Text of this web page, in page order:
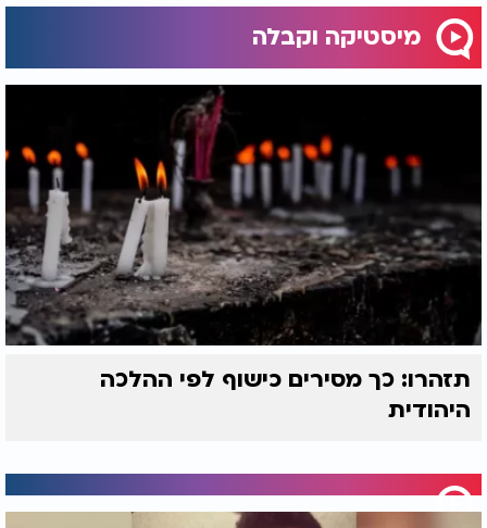
מיסטיקה וקבלה
תזהרו: כך מסירים כישוף לפי ההלכה
היהודית